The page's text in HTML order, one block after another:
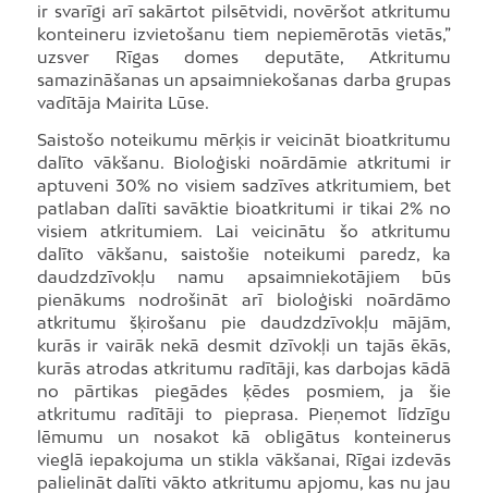
ir svarīgi arī sakārtot pilsētvidi, novēršot atkritumu
konteineru izvietošanu tiem nepiemērotās vietās,”
uzsver Rīgas domes deputāte, Atkritumu
samazināšanas un apsaimniekošanas darba grupas
vadītāja Mairita Lūse.
Saistošo noteikumu mērķis ir veicināt bioatkritumu
dalīto vākšanu. Bioloģiski noārdāmie atkritumi ir
aptuveni 30% no visiem sadzīves atkritumiem, bet
patlaban dalīti savāktie bioatkritumi ir tikai 2% no
visiem atkritumiem. Lai veicinātu šo atkritumu
dalīto vākšanu, saistošie noteikumi paredz, ka
daudzdzīvokļu namu apsaimniekotājiem būs
pienākums nodrošināt arī bioloģiski noārdāmo
atkritumu šķirošanu pie daudzdzīvokļu mājām,
kurās ir vairāk nekā desmit dzīvokļi un tajās ēkās,
kurās atrodas atkritumu radītāji, kas darbojas kādā
no pārtikas piegādes ķēdes posmiem, ja šie
atkritumu radītāji to pieprasa. Pieņemot līdzīgu
lēmumu un nosakot kā obligātus konteinerus
vieglā iepakojuma un stikla vākšanai, Rīgai izdevās
palielināt dalīti vākto atkritumu apjomu, kas nu jau